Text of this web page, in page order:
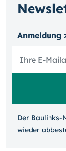
Anmeldung
Der Baulinks-
wieder